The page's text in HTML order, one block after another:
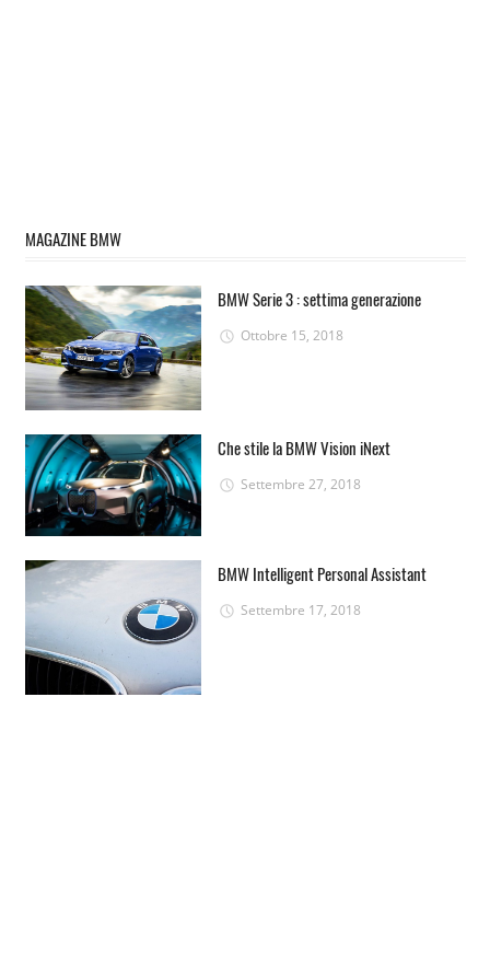
MAGAZINE BMW
BMW Serie 3 : settima generazione
Ottobre 15, 2018
Che stile la BMW Vision iNext
Settembre 27, 2018
BMW Intelligent Personal Assistant
Settembre 17, 2018